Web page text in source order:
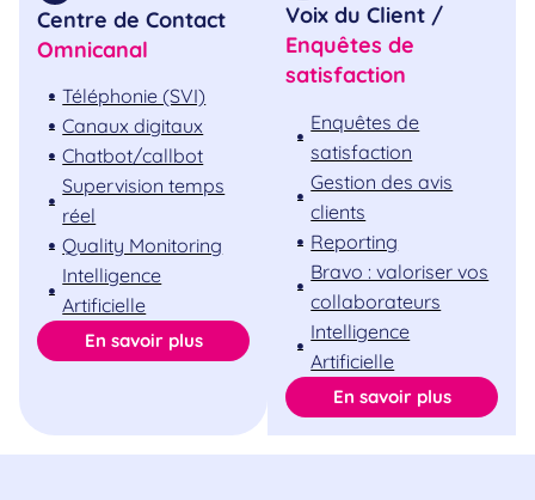
Centre de Contact
Omnicanal
Téléphonie (SVI)
Canaux digitaux
Chatbot/callbot
Supervision temps
réel
Quality Monitoring
Intelligence
Artificielle
En savoir plus
Voix du Client /
Enquêtes de
satisfaction
Enquêtes de
satisfaction
Gestion des avis
clients
Reporting
Bravo : valoriser vos
collaborateurs
Intelligence
Artificielle
En savoir plus